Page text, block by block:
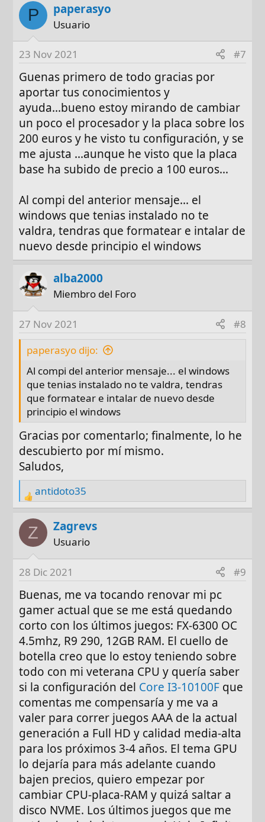
P paperasyo
Usuario
23 Nov 2021 #7
Guenas primero de todo gracias por
aportar tus conocimientos y
ayuda...bueno estoy mirando de cambiar
un poco el procesador y la placa sobre los
200 euros y he visto tu configuración, y se
me ajusta ...aunque he visto que la placa
base ha subido de precio a 100 euros...
Al compi del anterior mensaje... el
windows que tenias instalado no te
valdra, tendras que formatear e intalar de
nuevo desde principio el windows
alba2000
Miembro del Foro
27 Nov 2021
#8
paperasyo dijo:
Al compi del anterior mensaje... el windows
que tenias instalado no te valdra, tendras
que formatear e intalar de nuevo desde
principio el windows
Gracias por comentarlo; finalmente, lo he
descubierto por mí mismo.
Saludos,
R
e
a
o
n
s
:
antidoto35
Z Zagrevs
Usuario
28 Dic 2021 #9
Buenas, me va tocando renovar mi pc
gamer actual que se me está quedando
corto con los últimos juegos: FX-6300 OC
4.5mhz, R9 290, 12GB RAM. El cuello de
botella creo que lo estoy teniendo sobre
todo con mi veterana CPU y quería saber
si la configuración del Core I3-10100F que
comentas me compensaría y me va a
valer para correr juegos AAA de la actual
generación a Full HD y calidad media-alta
para los próximos 3-4 años. El tema GPU
lo dejaría para más adelante cuando
bajen precios, quiero empezar por
cambiar CPU-placa-RAM y quizá saltar a
disco NVME. Los últimos juegos que me